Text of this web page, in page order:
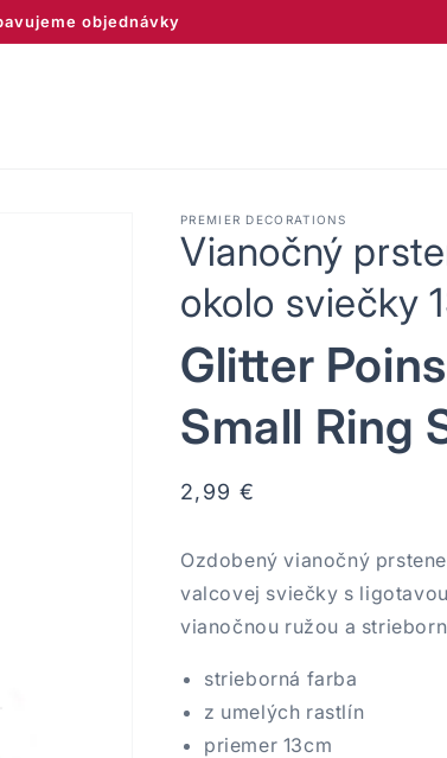
objednávky
PREMIER DECORATIONS
Vianočný
okolo sviečky
Glitter
Small Ring
Normálna
2,99 €
Ozdobený vianočný
valcovej sviečky s
vianočnou ružou a
strieborná farba
z umelých rastlín
priemer 13cm